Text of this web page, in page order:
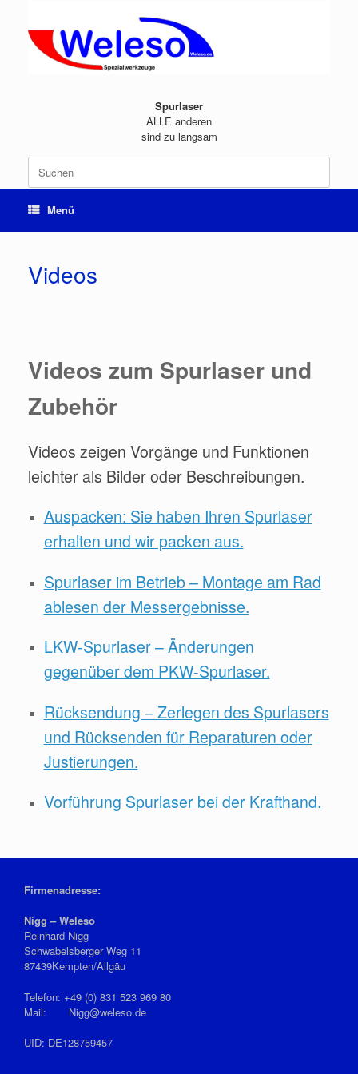
springen
Spurlaser
ALLE anderen
sind zu langsam
Suchen
nach:
Menü
Videos
Videos zum Spurlaser und
Zubehör
Videos zeigen Vorgänge und Funktionen
leichter als Bilder oder Beschreibungen.
Auspacken: Sie haben Ihren Spurlaser
erhalten und wir packen aus.
Spurlaser im Betrieb – Montage am Rad
ablesen der Messergebnisse.
LKW-Spurlaser – Änderungen
gegenüber dem PKW-Spurlaser.
Rücksendung – Zerlegen des Spurlasers
und Rücksenden für Reparaturen oder
Justierungen.
Vorführung Spurlaser bei der Krafthand.
Firmenadresse:
Nigg – Weleso
Reinhard Nigg
Schwabelsberger Weg 11
87439Kempten/Allgäu
Telefon: +49 (0) 831 523 969 80
Mail: Nigg@weleso.de
UID: DE128759457